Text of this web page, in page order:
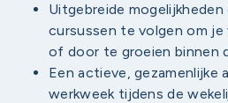
Uitgebreide
cursussen te volgen om je
of door te groeien binnen
Een actieve, gezamenlijke
werkweek tijdens de